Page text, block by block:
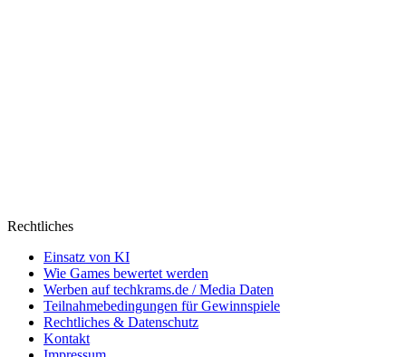
Rechtliches
Einsatz von KI
Wie Games bewertet werden
Werben auf techkrams.de / Media Daten
Teilnahmebedingungen für Gewinnspiele
Rechtliches & Datenschutz
Kontakt